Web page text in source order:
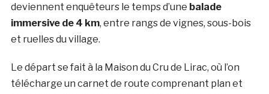
deviennent enquêteurs le temps d’une balade
immersive de 4 km, entre rangs de vignes, sous-bois
et ruelles du village.
Le départ se fait à la Maison du Cru de Lirac, où l’on
télécharge un carnet de route comprenant plan et